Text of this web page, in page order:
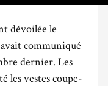
dévoilée le
communiqué
dernier. Les
les vestes coupe-